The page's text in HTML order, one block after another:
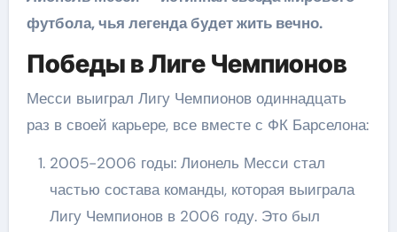
футбола, чья легенда будет жить вечно.
Победы в Лиге Чемпионов
Месси выиграл Лигу Чемпионов одиннадцать
раз в своей карьере, все вместе с ФК Барселона:
2005-2006 годы: Лионель Месси стал
частью состава команды, которая выиграла
Лигу Чемпионов в 2006 году. Это был